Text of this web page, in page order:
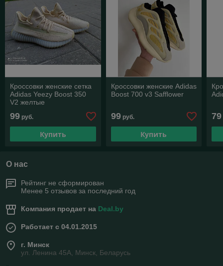
Кроссовки женские сетка
Adidas Yeezy Boost 350
V2 желтые
99 руб.
Купить
Кроссовки женские Adidas
Boost 700 v3 Safflower
99руб.
Купить
79
О нас
Рейтинг не сформирован
Менее 5 отзывов за последний год
Компания продает на Deal.by
Работает с 04.01.2015
г. Минск
ул. Ленина 45А, Минск, Беларусь